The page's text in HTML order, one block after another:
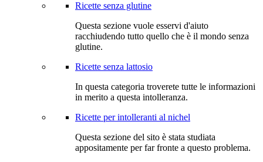
Ricette senza glutine
Questa sezione vuole esservi d'aiuto
racchiudendo tutto quello che è il mondo senza
glutine.
Ricette senza lattosio
In questa categoria troverete tutte le informazioni
in merito a questa intolleranza.
Ricette per intolleranti al nichel
Questa sezione del sito è stata studiata
appositamente per far fronte a questo problema.